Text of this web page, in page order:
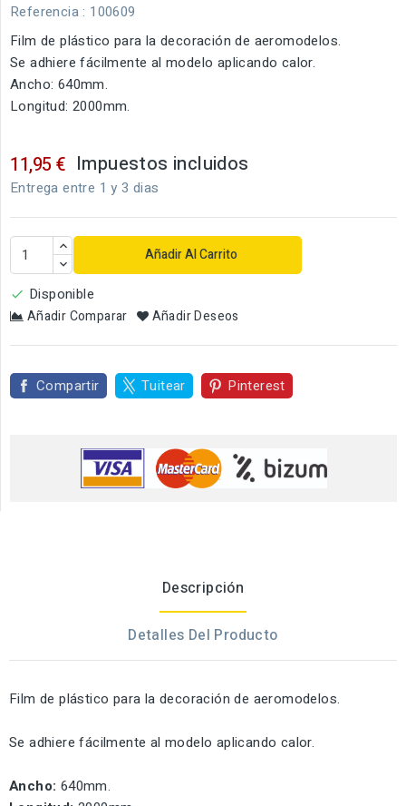
Referencia : 100609
Film de plástico para la decoración de aeromodelos.
Se adhiere fácilmente al modelo aplicando calor.
Ancho: 640mm.
Longitud: 2000mm.
11,95 € Impuestos incluidos
Entrega entre 1 y 3 dias
Añadir Al Carrito
 Disponible
Añadir Comparar Añadir Deseos
Compartir Tuitear Pinterest
Descripción
Detalles Del Producto
Film de plástico para la decoración de aeromodelos.
Se adhiere fácilmente al modelo aplicando calor.
Ancho: 640mm.